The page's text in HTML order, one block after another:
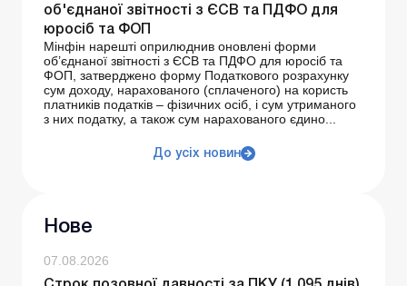
об'єднаної звітності з ЄСВ та ПДФО для
юросіб та ФОП
Мінфін нарешті оприлюднив оновлені форми
об’єднаної звітності з ЄСВ та ПДФО для юросіб та
ФОП, затверджено форму Податкового розрахунку
сум доходу, нарахованого (сплаченого) на користь
платників податків – фізичних осіб, і сум утриманого
з них податку, а також сум нарахованого єдино...
До усіх новин
Нове
07.08.2026